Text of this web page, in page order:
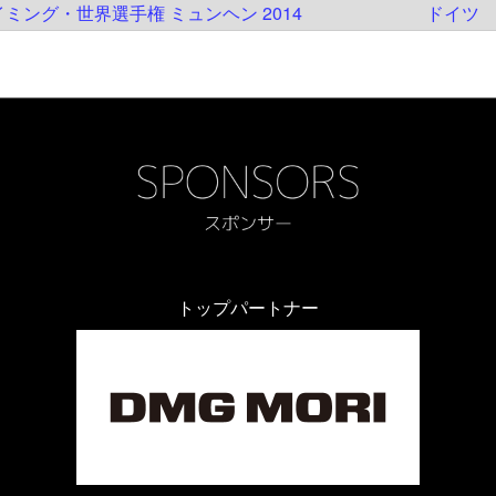
ング・世界選手権 ミュンヘン 2014 ドイツ
トップパートナー